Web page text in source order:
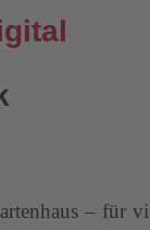
– für